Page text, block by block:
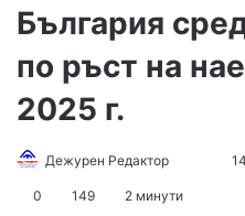
България
по ръст на
2025 г.
Дежурен Редактор
Send
0 149 2 минути